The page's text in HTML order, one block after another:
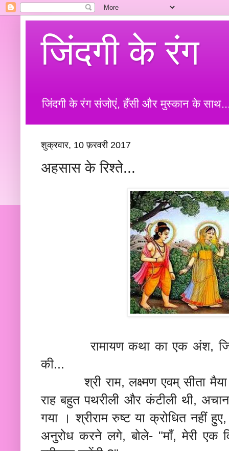
जिंदगी के रंग
जिंदगी के रंग संजोएं, हँसी और मुस्कान के
शुक्रवार, 10 फ़रवरी 2017
अहसास के रिश्ते...
रामायण कथा का एक अंश,
की...
श्री राम, लक्ष्मण एवम् सीता मैया
राह बहुत पथरीली और कंटीली थी,
गया । श्रीराम रुष्ट या क्रोधित नहीं
अनुरोध करने लगे, बोले- "माँ, मेरी एक